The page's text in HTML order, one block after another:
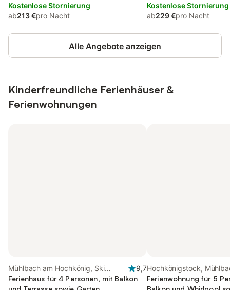
Kostenlose Stornierung
ab213 €pro Nacht
Kostenlose Stornierung
ab229 €pro Nacht
Alle Angebote anzeigen
Kinderfreundliche Ferienhäuser &
Ferienwohnungen
Mühlbach am Hochkönig, Ski
Amadé
9,7
Ferienhaus für 4 Personen, mit Balkon
Hochkönigstock,
Hochkönig
Ferienwohnung für 5